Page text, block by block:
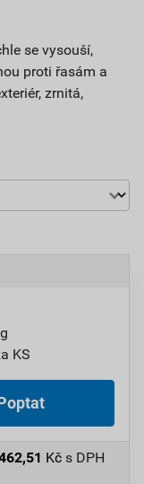
se vysouší,
proti řasám a
zrnitá,
KS
Poptat
Kč s DPH